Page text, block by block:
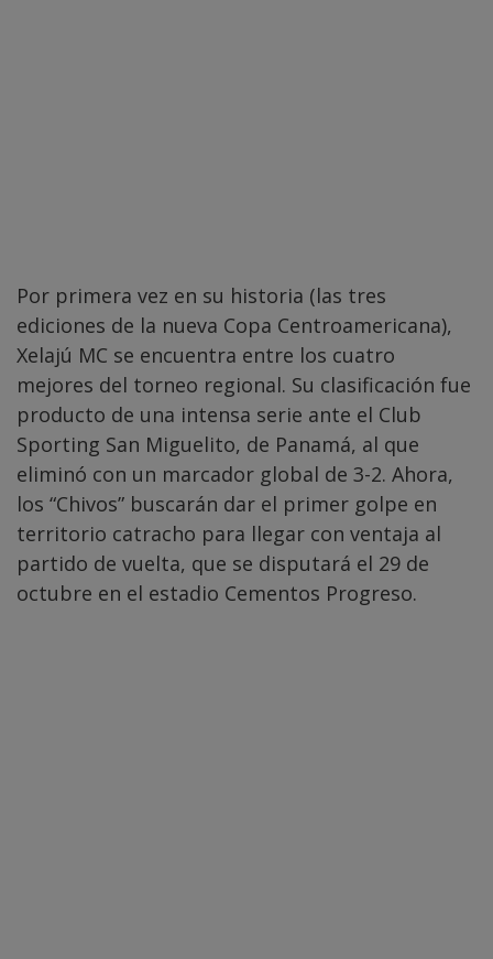
Por primera vez en su historia (las tres
ediciones de la nueva Copa Centroamericana),
Xelajú MC se encuentra entre los cuatro
mejores del torneo regional. Su clasificación fue
producto de una intensa serie ante el Club
Sporting San Miguelito, de Panamá, al que
eliminó con un marcador global de 3-2. Ahora,
los “Chivos” buscarán dar el primer golpe en
territorio catracho para llegar con ventaja al
partido de vuelta, que se disputará el 29 de
octubre en el estadio Cementos Progreso.